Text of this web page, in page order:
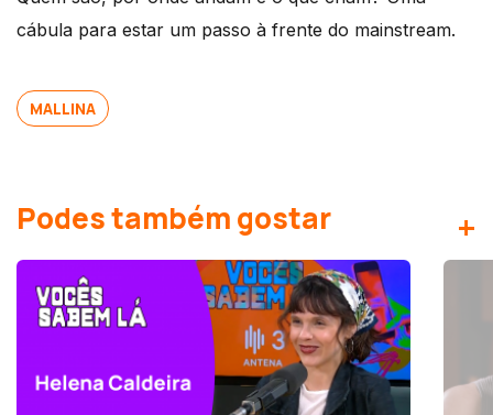
cábula para estar um passo à frente do mainstream.
MALLINA
Podes também gostar +